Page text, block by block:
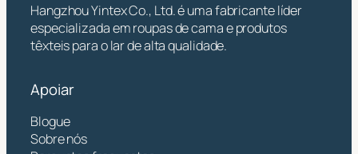
Hangzhou Yintex Co., Ltd. é uma fabricante líder
especializada em roupas de cama e produtos
têxteis para o lar de alta qualidade.
Apoiar
Blogue
Sobre nós